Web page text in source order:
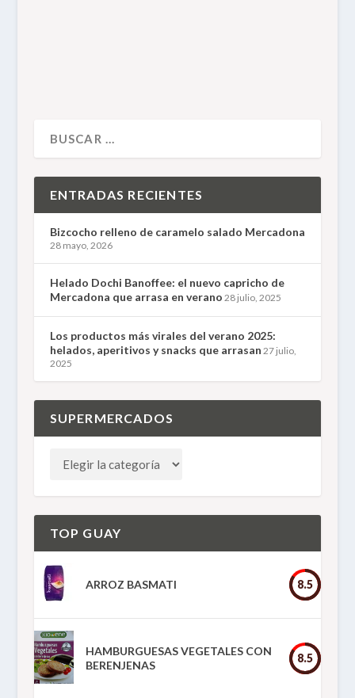
ENTRADAS RECIENTES
Bizcocho relleno de caramelo salado Mercadona
28 mayo, 2026
Helado Dochi Banoffee: el nuevo capricho de
Mercadona que arrasa en verano 28 julio, 2025
Los productos más virales del verano 2025:
helados, aperitivos y snacks que arrasan 27 julio,
2025
SUPERMERCADOS
TOP GUAY
ARROZ BASMATI 8.5
HAMBURGUESAS VEGETALES CON
BERENJENAS
8.5